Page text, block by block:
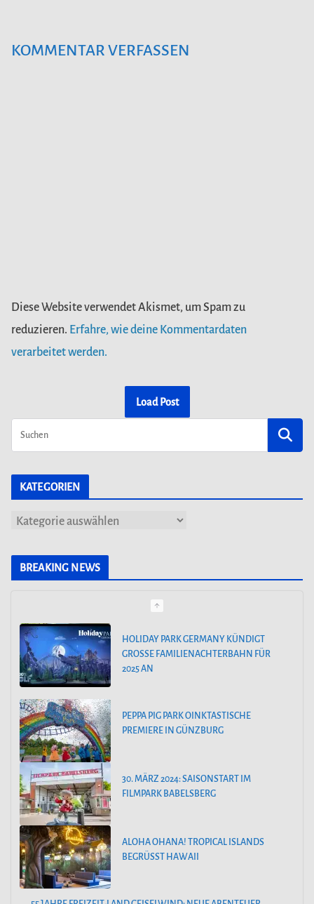
KOMMENTAR VERFASSEN
Diese Website verwendet Akismet, um Spam zu
reduzieren. Erfahre, wie deine Kommentardaten
verarbeitet werden.
Load Post
KATEGORIEN
K
BREAKING NEWS
HOLIDAY PARK GERMANY KÜNDIGT
GROSSE FAMILIENACHTERBAHN FÜR 2
025 AN
PEPPA PIG PARK OINKTASTISCHE
PREMIERE IN GÜNZBURG
30. MÄRZ 2024: SAISONSTART IM
FILMPARK BABELSBERG
ALOHA OHANA! TROPICAL ISLANDS
BEGRÜSST HAWAII